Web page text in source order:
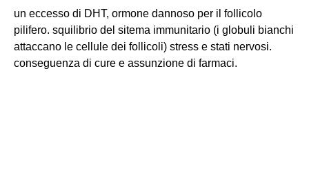
un eccesso di DHT, ormone dannoso per il follicolo
pilifero. squilibrio del sitema immunitario (i globuli bianchi
attaccano le cellule dei follicoli) stress e stati nervosi.
conseguenza di cure e assunzione di farmaci.